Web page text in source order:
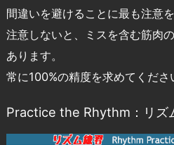
間違いを避けることに最も注意
注意しないと、ミスを含む筋肉
あります。
常に100%の精度を求めてくださ
Practice the Rhythm：リズ